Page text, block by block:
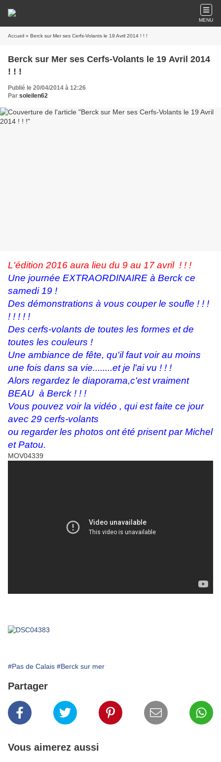
MENU
Accueil » Berck sur Mer ses Cerfs-Volants le 19 Avril 2014 ! ! !
Berck sur Mer ses Cerfs-Volants le 19 Avril 2014
! ! !
Publié le 20/04/2014 à 12:26
Par soleilen62
L'édition 2016 aura lieu du 9 au 17 avril ! ! !
Une journée EXTRAORDINAIRE à Berck ce
samedi 19 !
Des démonstrations à vous couper le soufle ! ! !
! ! ! ! !
Des cerfs-volants de toutes les formes et de
toutes les couleurs !
Une ambiance de fête, qu'il faut voir au moins
une fois dans sa vie........et je l'ai vu ! ! !
Alors regardez le diaporama,c'est vraiment
BEAU à Berck ! ! !
Vous pouvez voir la vidéo , qui est faite ce jour
avec 29 cerfs-volants
ou regarder les photos ont été prisent par Michel
et Patou.
MOV04339
#Pas de Calais #Berck sur mer
Partager
Vous aimerez aussi